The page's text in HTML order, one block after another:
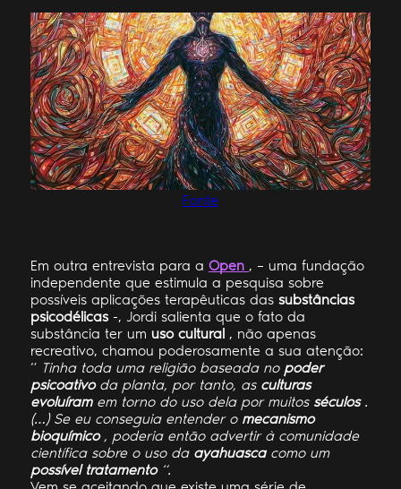
Fonte
Em outra entrevista para a Open , – uma fundação
independente que estimula a pesquisa sobre
possíveis aplicações terapêuticas das substâncias
psicodélicas-, Jordi salienta que o fato da
substância ter um uso cultural , não apenas
recreativo, chamou poderosamente a sua atenção:
“ Tinha toda uma religião baseada no poder
psicoativoda planta, por tanto, as culturas
evoluíramem torno do uso dela por muitos séculos.
(…) Se eu conseguia entender o mecanismo
bioquímico, poderia então advertir à comunidade
científica sobre o uso da ayahuascacomo um
possível tratamento“.